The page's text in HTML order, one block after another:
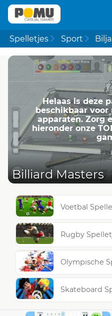
Spelletjes Sport
Helaas is deze
beschikbaar
apparaten. Zorg
hieronder onze
Billiard Masters
Voetbal
Rugby
Olympische
Skateboard